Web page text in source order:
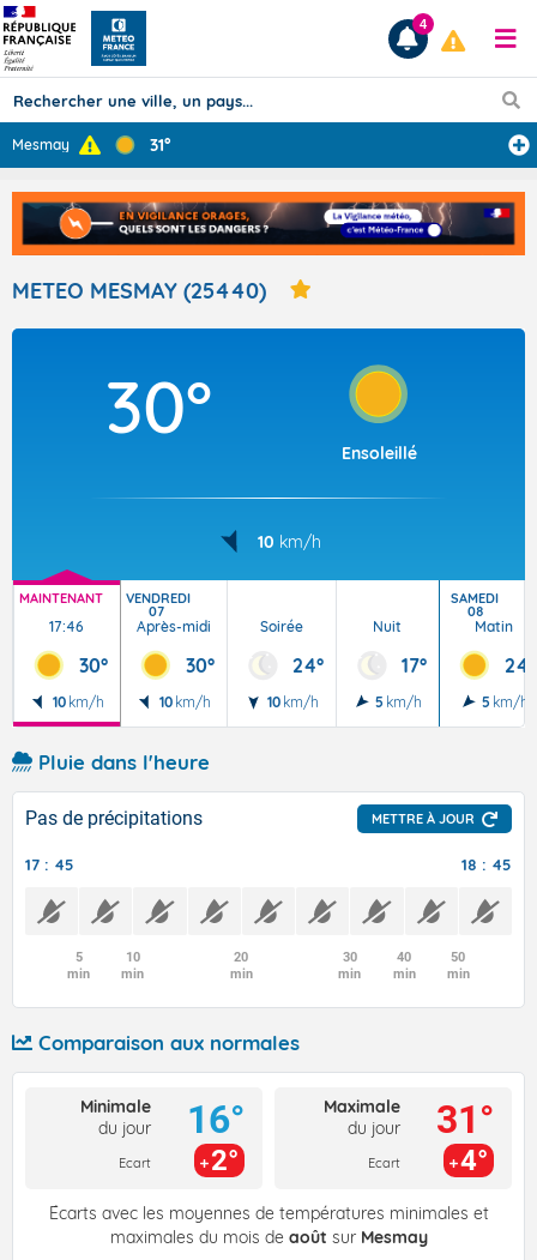
Prévisions
TOUS LES RÉSULTATS
Articles
4
Mesmay 31°
METEO MESMAY (25440)
30°
Ensoleillé
10 km/h
MAINTENANT
17:46
30°
10 km/h
VENDREDI
07
Après-midi
30°
10 km/h
Soirée
24°
10 km/h
Nuit
17°
5 km/h
SAMEDI
08
Matin
24°
5 km/h
Pluie dans l'heure
Pas de précipitations METTRE À JOUR
17 : 45 18 : 45
5
min
10
min
20
min
30
min
40
min
50
min
Comparaison aux normales
Minimale
du jour
Ecart
16°
2°
Maximale
du jour
Ecart
31°
4°
Écarts avec les moyennes de températures minimales et
maximales du mois de août sur Mesmay